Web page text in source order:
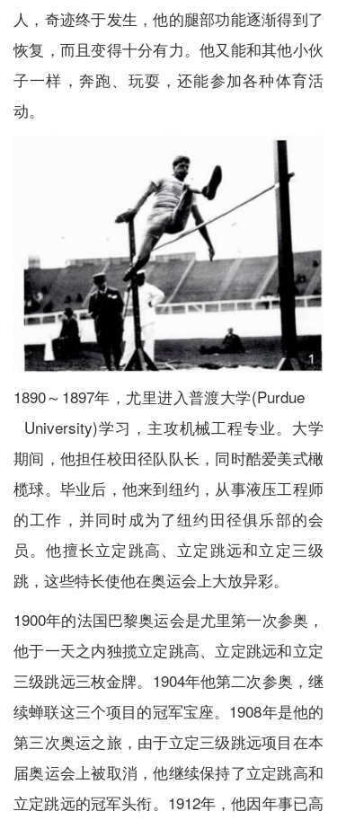
人，奇迹终于发生，他的腿部功能逐渐得到了
恢复，而且变得十分有力。他又能和其他小伙
子一样，奔跑、玩耍，还能参加各种体育活
动。
1890～1897年，尤里进入普渡大学(Purdue
University)学习，主攻机械工程专业。大学
期间，他担任校田径队队长，同时酷爱美式橄
榄球。毕业后，他来到纽约，从事液压工程师
的工作，并同时成为了纽约田径俱乐部的会
员。他擅长立定跳高、立定跳远和立定三级
跳，这些特长使他在奥运会上大放异彩。
1900年的法国巴黎奥运会是尤里第一次参奥，
他于一天之内独揽立定跳高、立定跳远和立定
三级跳远三枚金牌。1904年他第二次参奥，继
续蝉联这三个项目的冠军宝座。1908年是他的
第三次奥运之旅，由于立定三级跳远项目在本
届奥运会上被取消，他继续保持了立定跳高和
立定跳远的冠军头衔。1912年，他因年事已高